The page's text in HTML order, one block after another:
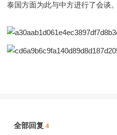
泰国方面为此与中方进行了会谈。 ​
全部回复 4